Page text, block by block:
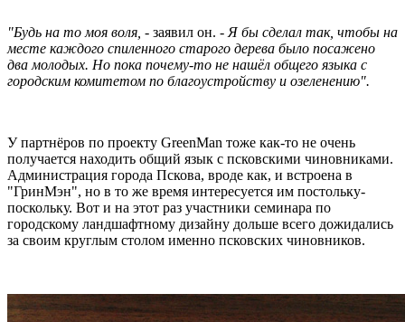
"Будь на то моя воля, - заявил он. - Я бы сделал так, чтобы на
месте каждого спиленного старого дерева было посажено
два молодых. Но пока почему-то не нашёл общего языка с
городским комитетом по благоустройству и озеленению".
У партнёров по проекту GreenMan тоже как-то не очень
получается находить общий язык с псковскими чиновниками.
Администрация города Пскова, вроде как, и встроена в
"ГринМэн", но в то же время интересуется им постольку-
поскольку. Вот и на этот раз участники семинара по
городскому ландшафтному дизайну дольше всего дожидались
за своим круглым столом именно псковских чиновников.